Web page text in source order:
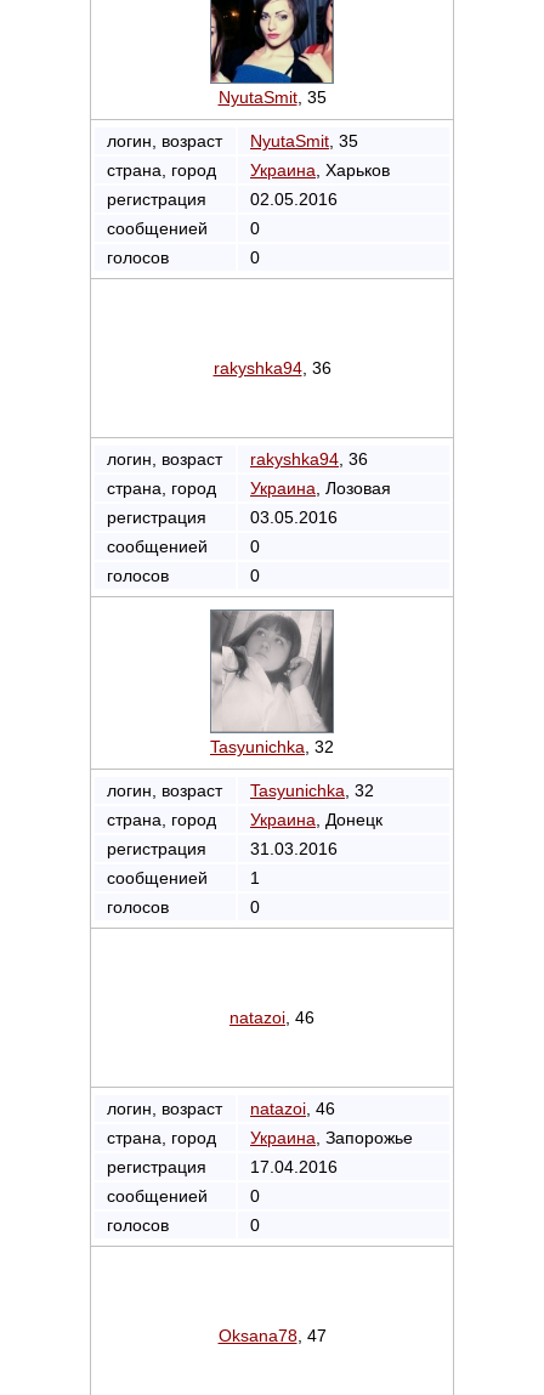
NyutaSmit, 35
логин, возраст NyutaSmit , 35
страна, город
Украина , Харьков
регистрация
02.05.2016
сообщенией
0
голосов
0
rakyshka94, 36
логин, возраст rakyshka94 , 36
страна, город
Украина , Лозовая
регистрация
03.05.2016
сообщенией
0
голосов
0
Tasyunichka , 32
логин, возраст Tasyunichka , 32
страна, город
Украина , Донецк
регистрация
31.03.2016
сообщенией
1
голосов
0
natazoi , 46
логин, возраст natazoi , 46
страна, город
Украина , Запорожье
регистрация
17.04.2016
сообщенией
0
голосов
0
Oksana78, 47